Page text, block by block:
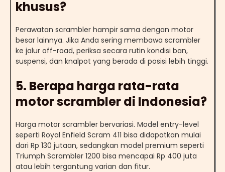
khusus?
Perawatan scrambler hampir sama dengan motor
besar lainnya. Jika Anda sering membawa scrambler
ke jalur off-road, periksa secara rutin kondisi ban,
suspensi, dan knalpot yang berada di posisi lebih tinggi.
5. Berapa harga rata-rata
motor scrambler di Indonesia?
Harga motor scrambler bervariasi. Model entry-level
seperti Royal Enfield Scram 411 bisa didapatkan mulai
dari Rp 130 jutaan, sedangkan model premium seperti
Triumph Scrambler 1200 bisa mencapai Rp 400 juta
atau lebih tergantung varian dan fitur.